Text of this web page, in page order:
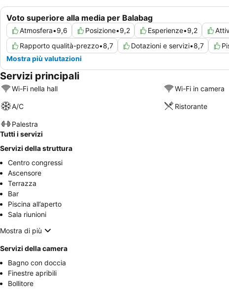
Voto superiore alla media per Balabag
Atmosfera•9,6 Posizione•9,2 Esperienze•9,2
Rapporto qualità-prezzo•8,7 Dotazioni e servizi•8,7
Mostra più valutazioni
Servizi principali
Wi-Fi nella hall Wi-Fi in camera
A/C Ristorante
Palestra
Tutti i servizi
Servizi della struttura
Centro congressi
Ascensore
Terrazza
Bar
Piscina all’aperto
Sala riunioni
Mostra di più
Servizi della camera
Bagno con doccia
Finestre apribili
Bollitore